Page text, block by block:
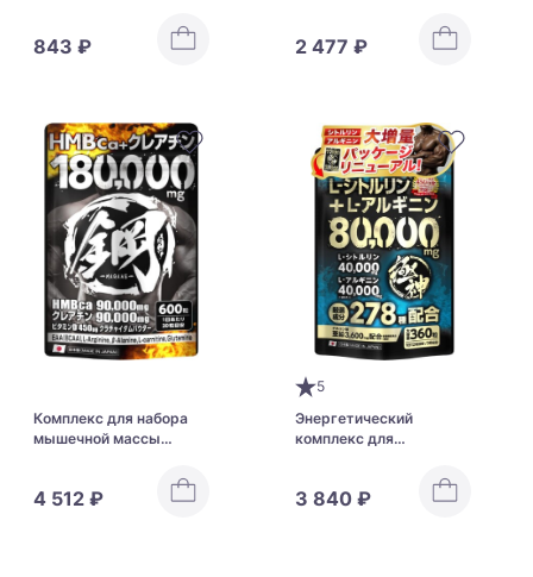
843 ₽ 2 477 ₽
Комплекс для набора
мышечной массы
4 512 ₽
5
Энергетический
комплекс для
организма Very Good
Gokujin 278 Ingredients
3 840 ₽